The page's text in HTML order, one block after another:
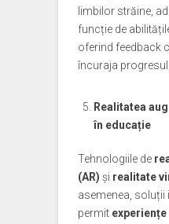
limbilor străine,
funcție de
oferind feedback
încuraja progresul
Realitatea
în educație
Tehnologiile de
(AR) și realitate
asemenea, soluții
permit